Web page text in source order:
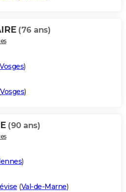
(76 ans)
Vosges)
Vosges)
(90 ans)
)
(Val-de-Marne)